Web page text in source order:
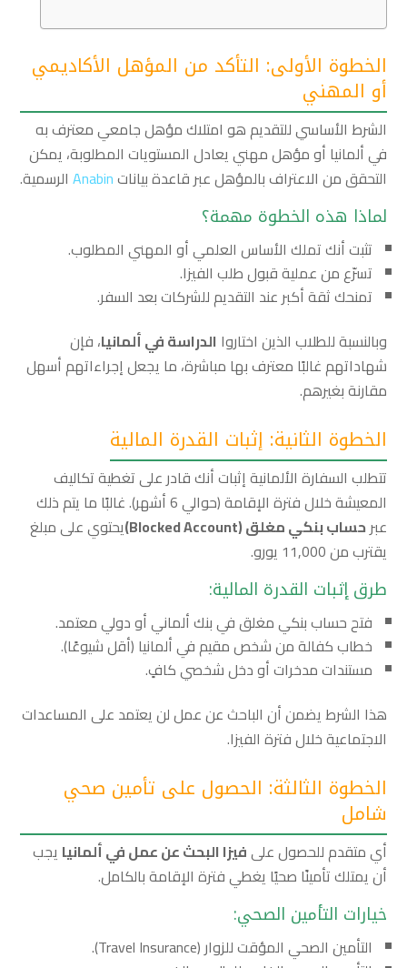
الخطوة الأولى: التأكد من المؤهل الأكاديمي
أو المهني
الشرط الأساسي للتقديم هو امتلاك مؤهل جامعي معترف به
في ألمانيا أو مؤهل مهني يعادل المستويات المطلوبة، يمكن
التحقق من الاعتراف بالمؤهل عبر قاعدة بياناتAnabin الرسمية.
لماذا هذه الخطوة مهمة؟
تثبت أنك تملك الأساس العلمي أو المهني المطلوب.
تسرّع من عملية قبول طلب الفيزا.
تمنحك ثقة أكبر عند التقديم للشركات بعد السفر.
وبالنسبة للطلاب الذين اختاروا الدراسة في ألمانيا، فإن
شهاداتهم غالبًا معترف بها مباشرة، ما يجعل إجراءاتهم أسهل
مقارنة بغيرهم.
الخطوة الثانية: إثبات القدرة المالية
تتطلب السفارة الألمانية إثبات أنك قادر على تغطية تكاليف
المعيشة خلال فترة الإقامة (حوالي 6 أشهر). غالبًا ما يتم ذلك
عبر حساب بنكي مغلق (Blocked Account)
يحتوي على مبلغ
يقترب من 11,000 يورو.
طرق إثبات القدرة المالية:
فتح حساب بنكي مغلق في بنك ألماني أو دولي معتمد.
خطاب كفالة من شخص مقيم في ألمانيا (أقل شيوعًا).
مستندات مدخرات أو دخل شخصي كافٍ.
هذا الشرط يضمن أن الباحث عن عمل لن يعتمد على المساعدات
الاجتماعية خلال فترة الفيزا.
الخطوة الثالثة: الحصول على تأمين صحي
شامل
أي متقدم للحصول علىفيزا البحث عن عمل في ألمانيا يجب
أن يمتلك تأمينًا صحيًا يغطي فترة الإقامة بالكامل.
خيارات التأمين الصحي:
التأمين الصحي المؤقت للزوار (Travel Insurance).